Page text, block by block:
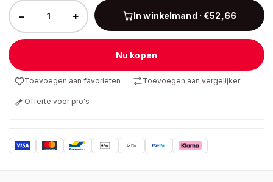
− + In winkelmand · €52,66
Nu kopen
Toevoegen aan favorieten Toevoegen aan vergelijker
Offerte voor pro's